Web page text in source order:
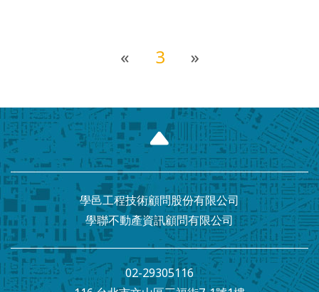
« 3 »
學邑工程技術顧問股份有限公司
學聯不動產資訊顧問有限公司
02-29305116